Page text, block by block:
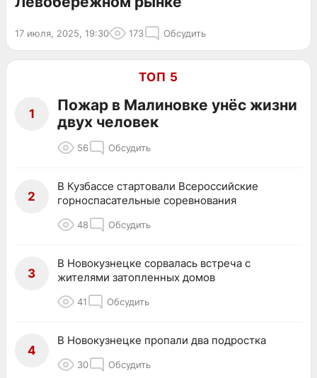
17 июля, 2025, 19:30 173 Обсудить
ТОП 5
1
Пожар в Малиновке унёс жизни
двух человек
56 Обсудить
2
В Кузбассе стартовали Всероссийские
горноспасательные соревнования
48 Обсудить
3
В Новокузнецке сорвалась встреча с
жителями затопленных домов
41 Обсудить
4
В Новокузнецке пропали два подростка
30 Обсудить